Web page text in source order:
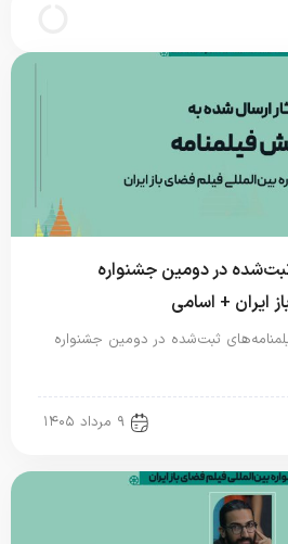
در دومین جشنواره
ایران + اسامی
ثبت‌شده در دومین جشنواره
۹ مرداد ۱۴۰۵